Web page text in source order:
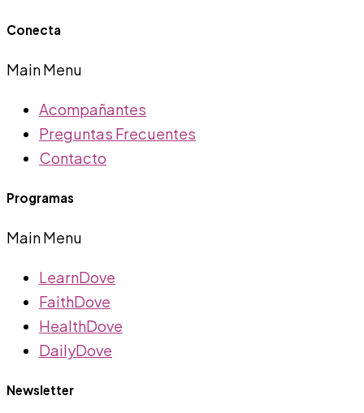
Conecta
Main Menu
Acompañantes
Preguntas Frecuentes
Contacto
Programas
Main Menu
LearnDove
FaithDove
HealthDove
DailyDove
Newsletter